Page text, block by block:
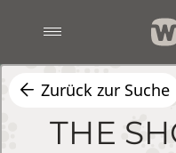
Zurück zur Suche
THE